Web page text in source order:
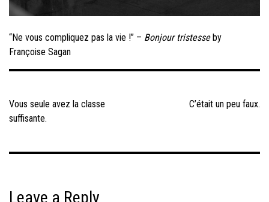
“Ne vous compliquez pas la vie !” – Bonjour tristesseby
Françoise Sagan
navigation
C’était un peu faux.
Vous seule avez la classe
suffisante.
Leave a Reply